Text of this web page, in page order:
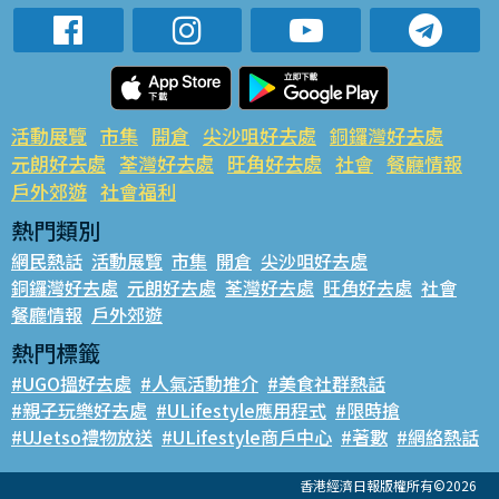
活動展覽 市集 開倉 尖沙咀好去處 銅鑼灣好去處
元朗好去處 荃灣好去處 旺角好去處 社會 餐廳情報
戶外郊遊 社會福利
熱門類別
網民熱話 活動展覽 市集 開倉 尖沙咀好去處
銅鑼灣好去處 元朗好去處 荃灣好去處 旺角好去處 社會
餐廳情報 戶外郊遊
熱門標籤
#UGO搵好去處 #人氣活動推介 #美食社群熱話
#親子玩樂好去處 #ULifestyle應用程式 #限時搶
#UJetso禮物放送 #ULifestyle商戶中心 #著數 #網絡熱話
香港經濟日報版權所有©2026